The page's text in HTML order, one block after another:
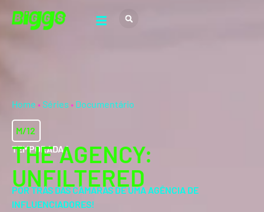
Home • Séries • Documentário
M/12
TEMPORADA 1
THE AGENCY:
UNFILTERED
POR TRÁS DAS CÂMARAS DE UMA AGÊNCIA DE
INFLUENCIADORES!